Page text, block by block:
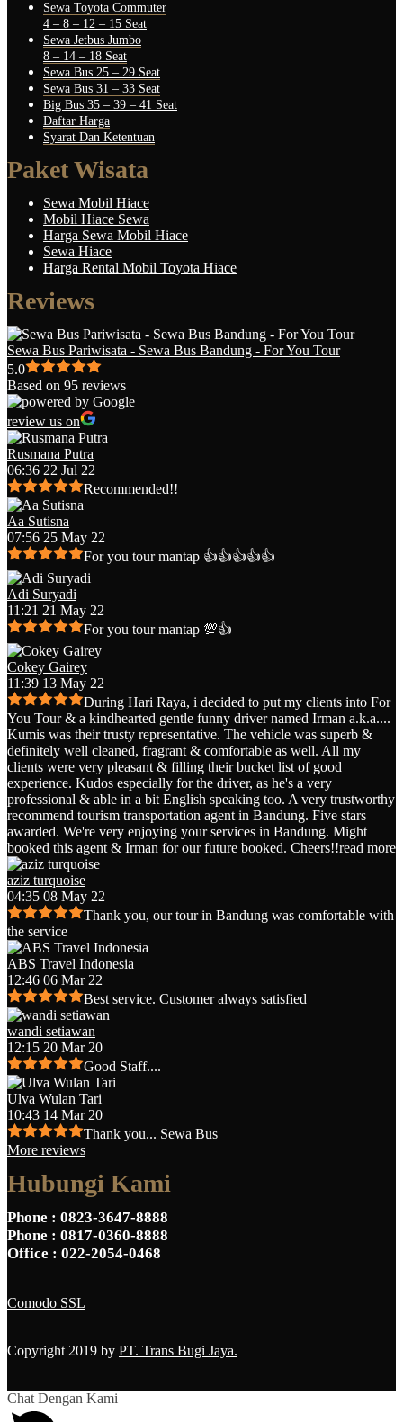
Sewa Toyota Commuter
4 – 8 – 12 – 15 Seat
Sewa Jetbus Jumbo
8 – 14 – 18 Seat
Sewa Bus 25 – 29 Seat
Sewa Bus 31 – 33 Seat
Big Bus 35 – 39 – 41 Seat
Daftar Harga
Syarat Dan Ketentuan
Paket Wisata
Sewa Mobil Hiace
Mobil Hiace Sewa
Harga Sewa Mobil Hiace
Sewa Hiace
Harga Rental Mobil Toyota Hiace
Reviews
Sewa Bus Pariwisata - Sewa Bus Bandung - For You Tour
5.0
Based on 95 reviews
review us on
Rusmana Putra
06:36 22 Jul 22
Recommended!!
Aa Sutisna
07:56 25 May 22
For you tour mantap 👍👍👍👍👍
Adi Suryadi
11:21 21 May 22
For you tour mantap 💯👍
Cokey Gairey
11:39 13 May 22
During Hari Raya, i decided to put my clients into For
You Tour & a kindhearted gentle funny driver named Irman a.k.a....
Kumis was their trusty representative. The vehicle was superb &
definitely well cleaned, fragrant & comfortable as well. All my
clients were very pleasant & filling their bucket list of good
experience. Kudos especially for the driver, as he's a very
professional & able in a bit English speaking too. A very trustworthy
recommend tourism transportation agent in Bandung. Five stars
awarded. We're very enjoying your services in Bandung. Might
booked this agent & Irman for our future booked. Cheers!!read more
aziz turquoise
04:35 08 May 22
Thank you, our tour in Bandung was comfortable with
the service
ABS Travel Indonesia
12:46 06 Mar 22
Best service. Customer always satisfied
wandi setiawan
12:15 20 Mar 20
Good Staff....
Ulva Wulan Tari
10:43 14 Mar 20
Thank you... Sewa Bus
More reviews
Hubungi Kami
Phone : 0823-3647-8888
Phone : 0817-0360-8888
Office : 022-2054-0468
Comodo SSL
Copyright 2019 by PT. Trans Bugi Jaya.
Chat Dengan Kami